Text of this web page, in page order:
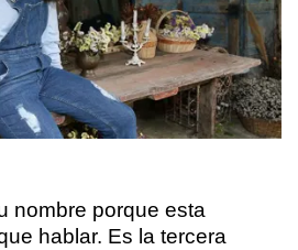
nombre porque esta
hablar. Es la tercera